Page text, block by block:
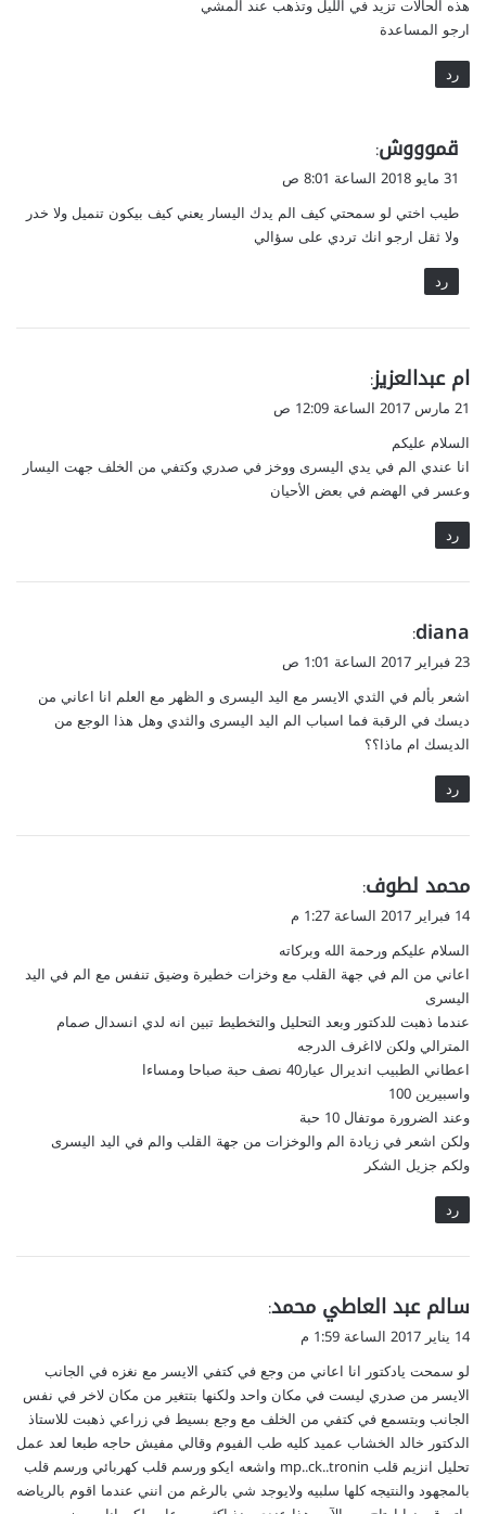
هذه الحالات تزيد في الليل وتذهب عند المشي
ارجو المساعدة
رد
ي
ق
ل
قموووش:
31 مايو 2018 الساعة 8:01 ص
طيب اختي لو سمحتي كيف الم يدك اليسار يعني كيف بيكون تنميل ولا خدر
ولا ثقل ارجو انك تردي على سؤالي
رد
ي
ق
ل
ام عبدالعزيز:
21 مارس 2017 الساعة 12:09 ص
السلام عليكم
انا عندي الم في يدي اليسرى ووخز في صدري وكتفي من الخلف جهت اليسار
وعسر في الهضم في بعض الأحيان
رد
ي
ق
ل
diana
:
23 فبراير 2017 الساعة 1:01 ص
اشعر بألم في الثدي الايسر مع اليد اليسرى و الظهر مع العلم انا اعاني من
ديسك في الرقبة فما اسباب الم اليد اليسرى والثدي وهل هذا الوجع من
الديسك ام ماذا؟؟
رد
ي
ق
ل
محمد لطوف:
14 فبراير 2017 الساعة 1:27 م
السلام عليكم ورحمة الله وبركاته
اعاني من الم في جهة القلب مع وخزات خطيرة وضيق تنفس مع الم في اليد
اليسرى
عندما ذهبت للدكتور وبعد التحليل والتخطيط تبين انه لدي انسدال صمام
المترالي ولكن لااغرف الدرجه
اعطاني الطبيب انديرال عيار40 نصف حبة صباحا ومساءا
واسبيرين 100
وعند الضرورة موتفال 10 حبة
ولكن اشعر في زيادة الم والوخزات من جهة القلب والم في اليد اليسرى
ولكم جزيل الشكر
رد
ي
ق
ل
سالم عبد العاطي محمد:
14 يناير 2017 الساعة 1:59 م
لو سمحت يادكتور انا اعاني من وجع في كتفي الايسر مع نغزه في الجانب
الايسر من صدري ليست في مكان واحد ولكنها بتتغير من مكان ﻻخر في نفس
الجانب وبتسمع في كتفي من الخلف مع وجع بسيط في زراعي ذهبت للاستاذ
الدكتور خالد الخشاب عميد كليه طب الفيوم وقالي مفيش حاجه طبعا لعد عمل
تحليل انزيم قلب mp..ck..tronin واشعه ايكو ورسم قلب كهربائي ورسم قلب
بالمجهود والنتيجه كلها سلبيه ولايوجد شي بالرغم من انني عندما اقوم بالرياضه